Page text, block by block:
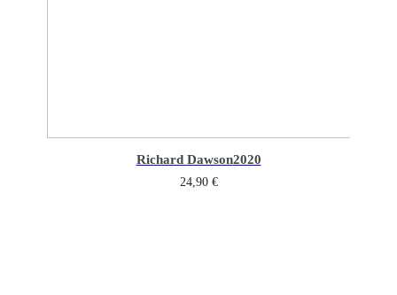
Richard Dawson2020
24,90 €